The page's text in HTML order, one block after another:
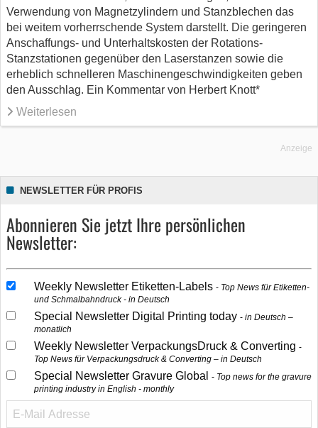
Verwendung von Magnetzylindern und Stanzblechen das
bei weitem vorherrschende System darstellt. Die geringeren
Anschaffungs- und Unterhaltskosten der Rotations-
Stanzstationen gegenüber den Laserstanzen sowie die
erheblich schnelleren Maschinengeschwindigkeiten geben
den Ausschlag. Ein Kommentar von Herbert Knott*
Weiterlesen
Anzeige
NEWSLETTER FÜR PROFIS
Abonnieren Sie jetzt Ihre persönlichen
Newsletter:
Weekly Newsletter Etiketten-Labels
Top News für Etiketten-
und Schmalbahndruck - in Deutsch
Special Newsletter Digital Printing today
in Deutsch –
monatlich
Weekly Newsletter VerpackungsDruck & Converting
Top News für Verpackungsdruck & Converting – in Deutsch
Special Newsletter Gravure Global
Top news for the gravure
printing industry in English - monthly